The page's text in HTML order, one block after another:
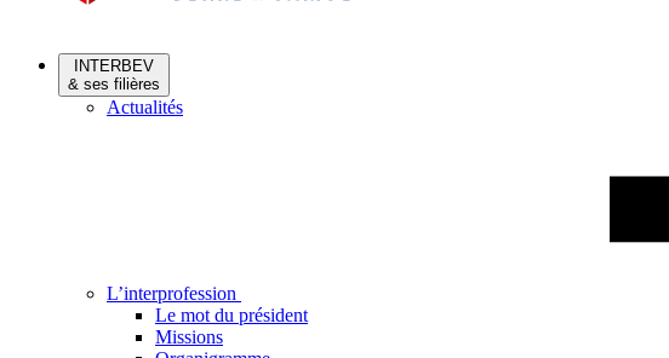
INTERBEV
& ses filières
Actualités
L’interprofession
Le mot du président
Missions